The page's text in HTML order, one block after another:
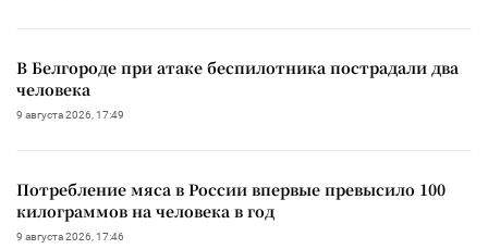
В Белгороде при атаке беспилотника пострадали два
человека
9 августа 2026, 17:49
Потребление мяса в России впервые превысило 100
килограммов на человека в год
9 августа 2026, 17:46